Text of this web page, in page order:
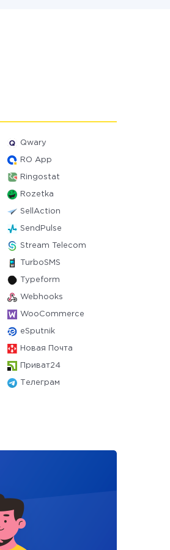
Qwary
RO App
Ringostat
Rozetka
SellAction
SendPulse
Stream Telecom
TurboSMS
Typeform
Webhooks
WooCommerce
eSputnik
Новая Почта
Приват24
Телеграм